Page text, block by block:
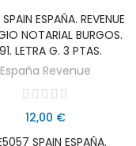
AÑADIR AL CARRITO
ESPAÑA. REVENUE
NOTARIAL BURGOS.
LETRA G. 3 PTAS.
España Revenue
12,00 €